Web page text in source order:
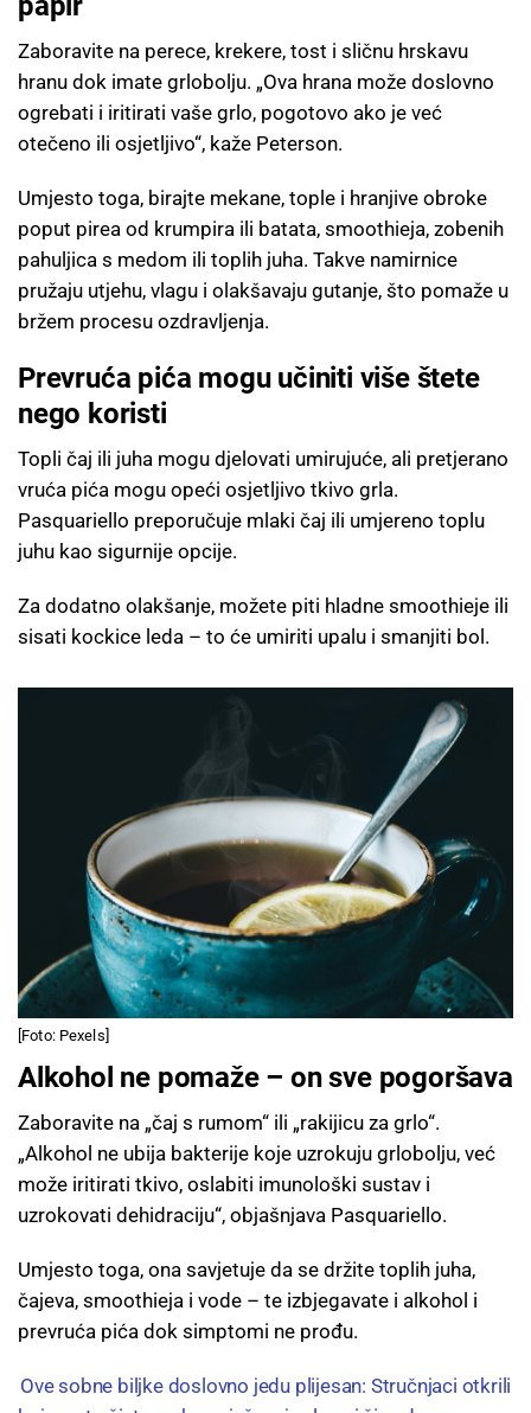
Zaboravite na perece, krekere, tost i sličnu hrskavu
hranu dok imate grlobolju. „Ova hrana može doslovno
ogrebati i iritirati vaše grlo, pogotovo ako je već
otečeno ili osjetljivo“, kaže Peterson.
Umjesto toga, birajte mekane, tople i hranjive obroke
poput pirea od krumpira ili batata, smoothieja, zobenih
pahuljica s medom ili toplih juha. Takve namirnice
pružaju utjehu, vlagu i olakšavaju gutanje, što pomaže u
bržem procesu ozdravljenja.
Prevruća pića mogu učiniti više štete
nego koristi
Topli čaj ili juha mogu djelovati umirujuće, ali pretjerano
vruća pića mogu opeći osjetljivo tkivo grla.
Pasquariello preporučuje mlaki čaj ili umjereno toplu
juhu kao sigurnije opcije.
Za dodatno olakšanje, možete piti hladne smoothieje ili
sisati kockice leda – to će umiriti upalu i smanjiti bol.
[Foto: Pexels]
Alkohol ne pomaže – on sve pogoršava
Zaboravite na „čaj s rumom“ ili „rakijicu za grlo“.
„Alkohol ne ubija bakterije koje uzrokuju grlobolju, već
može iritirati tkivo, oslabiti imunološki sustav i
uzrokovati dehidraciju“, objašnjava Pasquariello.
Umjesto toga, ona savjetuje da se držite toplih juha,
čajeva, smoothieja i vode – te izbjegavate i alkohol i
prevruća pića dok simptomi ne prođu.
Ove sobne biljke doslovno jedu plijesan: Stručnjaci otkrili